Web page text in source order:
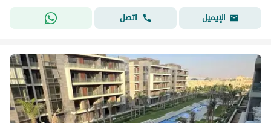
الإيميل
اتصل